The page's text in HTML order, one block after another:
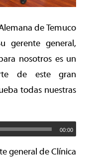
de Temuco
gerente general,
nosotros es un
de este gran
todas nuestras
00:00
general de Clínica